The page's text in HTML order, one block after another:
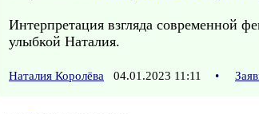
Интерпретация взгляда современной
улыбкой Наталия.
Наталия Королёва 04.01.2023 11:11 •